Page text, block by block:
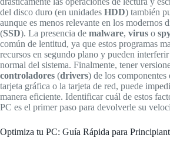
del disco duro (en unidades HDD) también
aunque es menos relevante en los modernos
(SSD). La presencia de malware, virus o
común de lentitud, ya que estos programas
recursos en segundo plano y pueden
normal del sistema. Finalmente, tener
controladores (drivers) de los componentes
tarjeta gráfica o la tarjeta de red, puede
manera eficiente. Identificar cuál de estos
PC es el primer paso para devolverle su
Optimiza tu PC: Guía Rápida para